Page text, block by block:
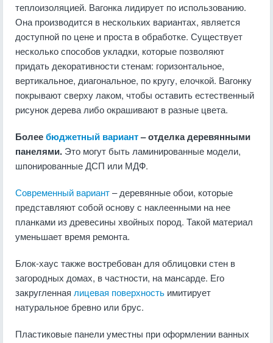
теплоизоляцией. Вагонка лидирует по использованию.
Она производится в нескольких вариантах, является
доступной по цене и проста в обработке. Существует
несколько способов укладки, которые позволяют
придать декоративности стенам: горизонтальное,
вертикальное, диагональное, по кругу, елочкой. Вагонку
покрывают сверху лаком, чтобы оставить естественный
рисунок дерева либо окрашивают в разные цвета.
Болеебюджетный вариант– отделка деревянными
панелями. Это могут быть ламинированные модели,
шпонированные ДСП или МДФ.
Современный вариант– деревянные обои, которые
представляют собой основу с наклеенными на нее
планками из древесины хвойных пород. Такой материал
уменьшает время ремонта.
Блок-хаус также востребован для облицовки стен в
загородных домах, в частности, на мансарде. Его
закругленная лицевая поверхность имитирует
натуральное бревно или брус.
Пластиковые панели уместны при оформлении ванных